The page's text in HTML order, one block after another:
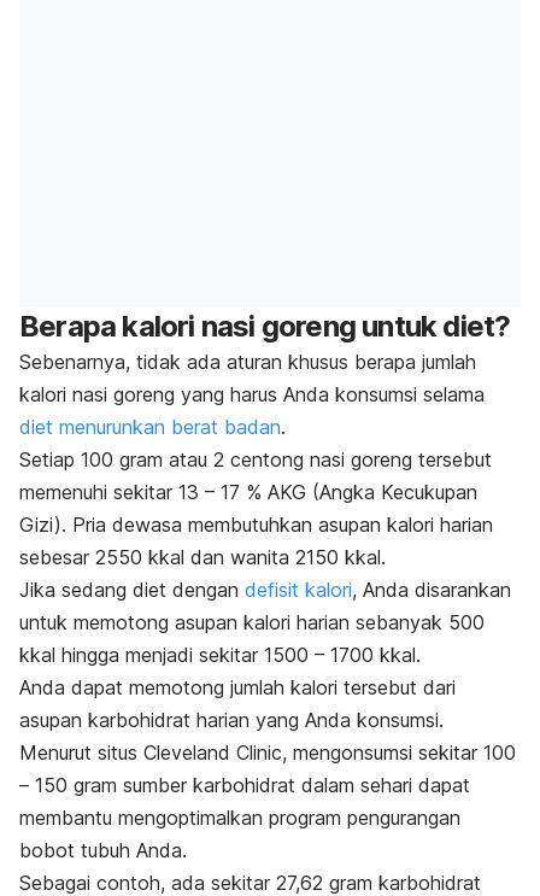
Berapa kalori nasi goreng untuk diet?
Sebenarnya, tidak ada aturan khusus berapa jumlah
kalori nasi goreng yang harus Anda konsumsi selama
diet menurunkan berat badan.
Setiap 100 gram atau 2 centong nasi goreng tersebut
memenuhi sekitar 13 – 17 % AKG (Angka Kecukupan
Gizi). Pria dewasa membutuhkan asupan kalori harian
sebesar 2550 kkal dan wanita 2150 kkal.
Jika sedang diet dengan defisit kalori, Anda disarankan
untuk memotong asupan kalori harian sebanyak 500
kkal hingga menjadi sekitar 1500 – 1700 kkal.
Anda dapat memotong jumlah kalori tersebut dari
asupan karbohidrat harian yang Anda konsumsi.
Menurut situs Cleveland Clinic, mengonsumsi sekitar 100
– 150 gram sumber karbohidrat dalam sehari dapat
membantu mengoptimalkan program pengurangan
bobot tubuh Anda.
Sebagai contoh, ada sekitar 27,62 gram karbohidrat